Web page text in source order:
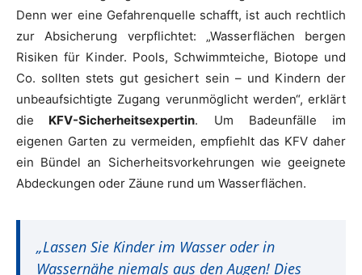
Denn wer eine Gefahrenquelle schafft, ist auch rechtlich
zur Absicherung verpflichtet: „Wasserflächen bergen
Risiken für Kinder. Pools, Schwimmteiche, Biotope und
Co. sollten stets gut gesichert sein – und Kindern der
unbeaufsichtigte Zugang verunmöglicht werden“, erklärt
die KFV-Sicherheitsexpertin. Um Badeunfälle im
eigenen Garten zu vermeiden, empfiehlt das KFV daher
ein Bündel an Sicherheitsvorkehrungen wie geeignete
Abdeckungen oder Zäune rund um Wasserflächen.
„Lassen Sie Kinder im Wasser oder in
Wassernähe niemals aus den Augen! Dies